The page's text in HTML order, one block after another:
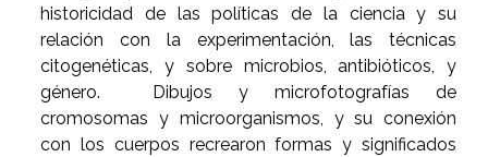
historicidad de las políticas de la ciencia y su
relación con la experimentación, las técnicas
citogenéticas, y sobre microbios, antibióticos, y
género. Dibujos y microfotografías de
cromosomas y microorganismos, y su conexión
con los cuerpos recrearon formas y significados